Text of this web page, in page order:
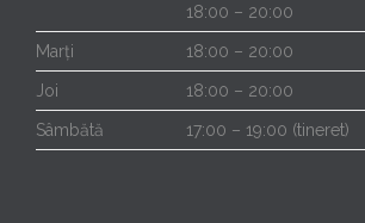
18:00 – 20:00
Marți 18:00 – 20:00
Joi 18:00 – 20:00
Sâmbătă 17:00 – 19:00 (tineret)